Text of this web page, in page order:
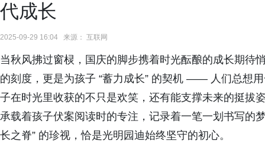
代成长
2025-09-29 16:04 来源： 互联网
当秋风拂过窗棂，国庆的脚步携着时光酝酿的成长期待
的刻度，更是为孩子 “蓄力成长” 的契机 —— 人们总想
子在时光里收获的不只是欢笑，还有能支撑未来的挺拔
承载着孩子伏案阅读时的专注，记录着一笔一划书写的
长之脊” 的珍视，恰是光明园迪始终坚守的初心。